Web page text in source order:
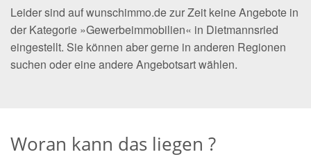
Leider sind auf wunschimmo.de zur Zeit keine Angebote in
der Kategorie »Gewerbeimmobilien« in Dietmannsried
eingestellt. Sie können aber gerne in anderen Regionen
suchen oder eine andere Angebotsart wählen.
Woran kann das liegen ?